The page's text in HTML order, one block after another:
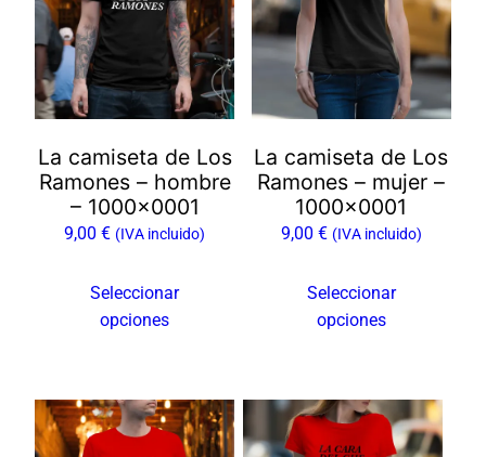
La camiseta de Los
Ramones – hombre
– 1000×0001
9,00€ (IVA incluido)
Seleccionar
opciones
múltiples
variantes.
Las
opciones
pueden
elegir
producto
La camiseta de Los
Ramones – mujer –
1000×0001
9,00 € (IVA incluido)
Seleccionar
opciones
múltiples
variantes.
opciones
pueden
elegir
producto
Este
producto
Este
producto